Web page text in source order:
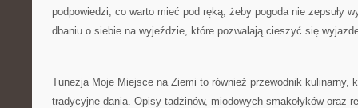
podpowiedzi, co warto mieć pod ręką, żeby pogoda nie zepsuły
dbaniu o siebie na wyjeździe, które pozwalają cieszyć się
Tunezja Moje Miejsce na Ziemi to również przewodnik kulinarny,
tradycyjne dania. Opisy tadżinów, miodowych smakołyków oraz